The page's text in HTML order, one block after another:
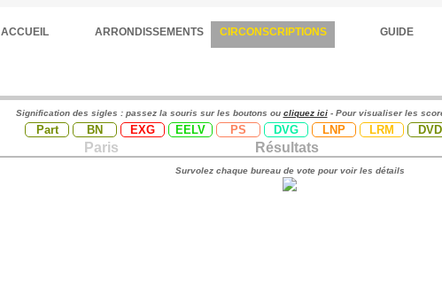
ACCUEIL ARRONDISSEMENTS CIRCONSCRIPTIONS GUIDE
Signification des sigles : passez la souris sur les boutons ou cliquez ici- Pour visualiser les
Part BN EXG EELV PS DVG LNP LRM DVD
Paris Résultats
Survolez chaque bureau de vote pour voir les détails